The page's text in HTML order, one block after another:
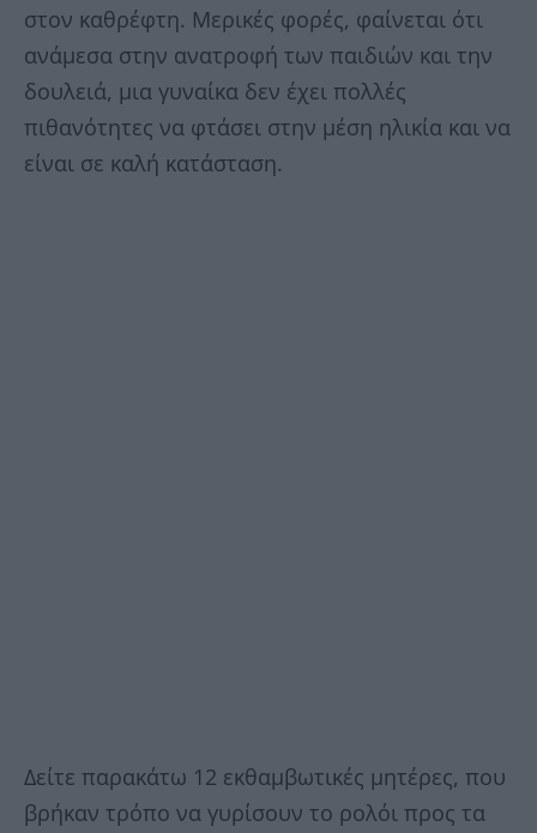
στον καθρέφτη. Μερικές φορές, φαίνεται ότι
ανάμεσα στην ανατροφή των παιδιών και την
δουλειά, μια γυναίκα δεν έχει πολλές
πιθανότητες να φτάσει στην μέση ηλικία και να
είναι σε καλή κατάσταση.
Δείτε παρακάτω 12 εκθαμβωτικές μητέρες, που
βρήκαν τρόπο να γυρίσουν το ρολόι προς τα